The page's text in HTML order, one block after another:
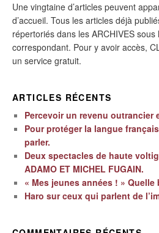
Une vingtaine d’articles peuvent
d’accueil. Tous les articles déjà
répertoriés dans les ARCHIVES sous
correspondant. Pour y avoir accès,
un service gratuit.
ARTICLES RÉCENTS
Percevoir un revenu outrancier
Pour protéger la langue
parler.
Deux spectacles de haute
ADAMO ET MICHEL FUGAIN.
« Mes jeunes années ! »
Haro sur ceux qui parlent de